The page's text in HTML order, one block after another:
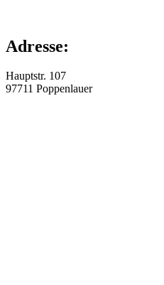
Adresse:
Hauptstr. 107
97711 Poppenlauer